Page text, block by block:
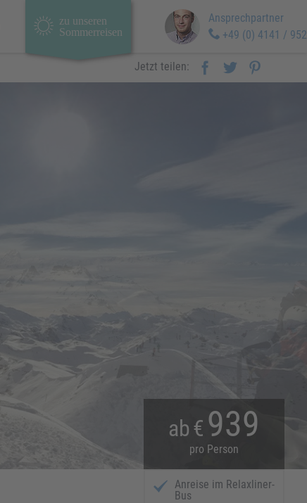
zu unseren
Sommerreisen
Ansprechpartner
+49 (0) 4141 /
Jetzt teilen:
ab€ 939
pro Person
Anreise im Relaxliner-
Bus